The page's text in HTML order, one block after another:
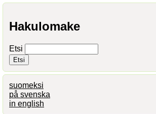
Hakulomake
Etsi
suomeksi
på svenska
in english